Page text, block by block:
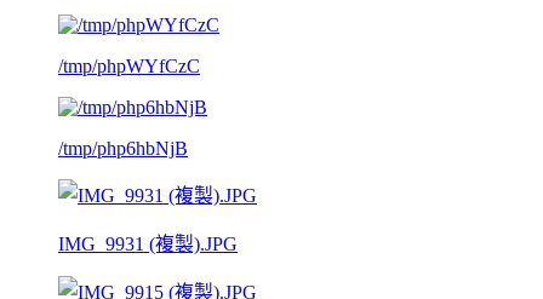
/tmp/phpWYfCzC
/tmp/php6hbNjB
IMG_9931 (複製).JPG